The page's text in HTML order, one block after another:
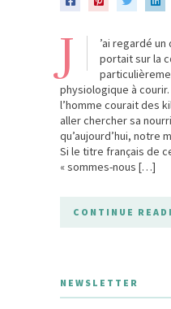
J
’ai regardé
portait sur la
physiologique à
l’homme courait des
aller chercher sa
qu’aujourd’hui, notre
Si le titre français de
« sommes-nous […]
CONTINUE
NEWSLETTER